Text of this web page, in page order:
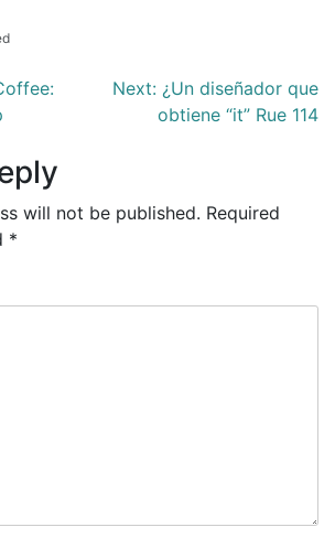
Next: ¿Un diseñador que
obtiene “it” Rue 114
will not be published. Required
*